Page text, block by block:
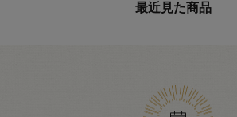
最近見た商品